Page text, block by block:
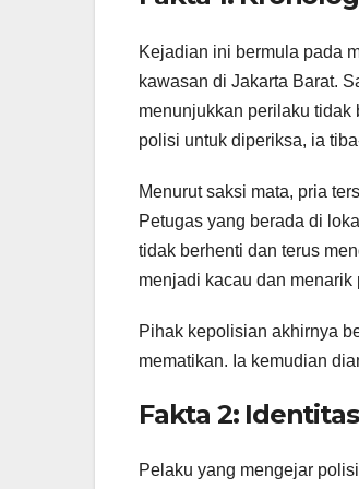
Kejadian ini bermula pada
kawasan di Jakarta Barat.
menunjukkan perilaku tidak
polisi untuk diperiksa, ia
Menurut saksi mata, pria
Petugas yang berada di
tidak berhenti dan terus
menjadi kacau dan menarik
Pihak kepolisian akhirnya
mematikan. Ia kemudian
Fakta 2:
Pelaku yang mengejar